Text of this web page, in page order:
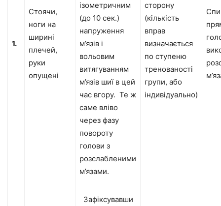
1.
Стоячи,
ноги на
ширині
плечей,
руки
опущені
ізометричним
(до 10 сек.)
напруження
м’язів і
вольовим
витягуванням
м’язів шиї в цей
час вгору. Те ж
саме вліво
через фазу
повороту
голови з
розслабленими
м’язами.
сторону
(кількість
вправ
визначається
по ступеню
тренованості
групи, або
індивідуально)
Зафіксувавши